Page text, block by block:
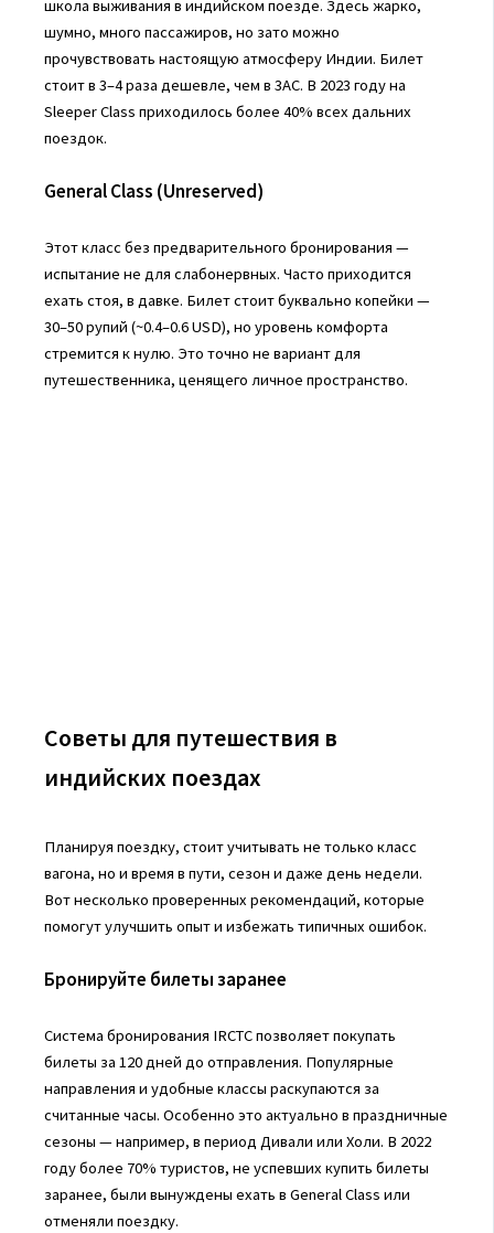
школа выживания в индийском поезде. Здесь жарко,
шумно, много пассажиров, но зато можно
прочувствовать настоящую атмосферу Индии. Билет
стоит в 3–4 раза дешевле, чем в 3AC. В 2023 году на
Sleeper Class приходилось более 40% всех дальних
поездок.
General Class (Unreserved)
Этот класс без предварительного бронирования —
испытание не для слабонервных. Часто приходится
ехать стоя, в давке. Билет стоит буквально копейки —
30–50 рупий (~0.4–0.6 USD), но уровень комфорта
стремится к нулю. Это точно не вариант для
путешественника, ценящего личное пространство.
Советы для путешествия в
индийских поездах
Планируя поездку, стоит учитывать не только класс
вагона, но и время в пути, сезон и даже день недели.
Вот несколько проверенных рекомендаций, которые
помогут улучшить опыт и избежать типичных ошибок.
Бронируйте билеты заранее
Система бронирования IRCTC позволяет покупать
билеты за 120 дней до отправления. Популярные
направления и удобные классы раскупаются за
считанные часы. Особенно это актуально в праздничные
сезоны — например, в период Дивали или Холи. В 2022
году более 70% туристов, не успевших купить билеты
заранее, были вынуждены ехать в General Class или
отменяли поездку.